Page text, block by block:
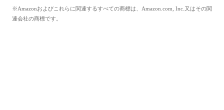
※Amazonおよびこれらに関連するすべての商標は、Amazon.com, Inc.又はその関
連会社の商標です。